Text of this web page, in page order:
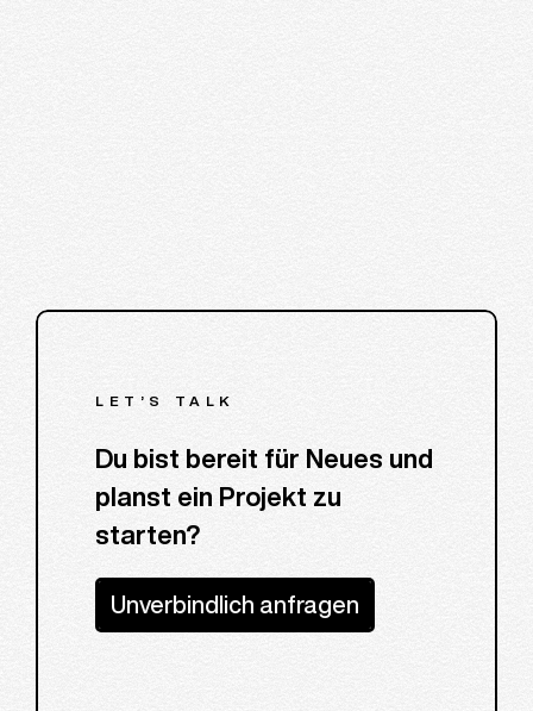
LET’S TALK
Du bist bereit für Neues und
planst ein Projekt zu
starten?
Unverbindlich anfragen